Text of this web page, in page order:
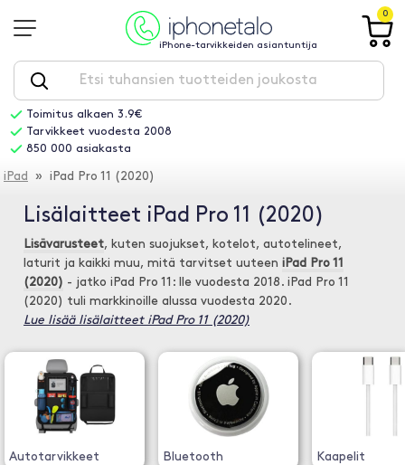
iPhone-tarvikkeiden asiantuntija
0
Toimitus alkaen 3.9€
Tarvikkeet vuodesta 2008
850 000 asiakasta
iPad » iPad Pro 11 (2020)
Lisälaitteet iPad Pro 11 (2020)
Lisävarusteet, kuten suojukset, kotelot, autotelineet,
laturit ja kaikki muu, mitä tarvitset uuteen iPad Pro 11
(2020) - jatko iPad Pro 11: lle vuodesta 2018. iPad Pro 11
(2020) tuli markkinoille alussa vuodesta 2020.
Lue lisää lisälaitteet iPad Pro 11 (2020)
Autotarvikkeet Bluetooth Kaapelit